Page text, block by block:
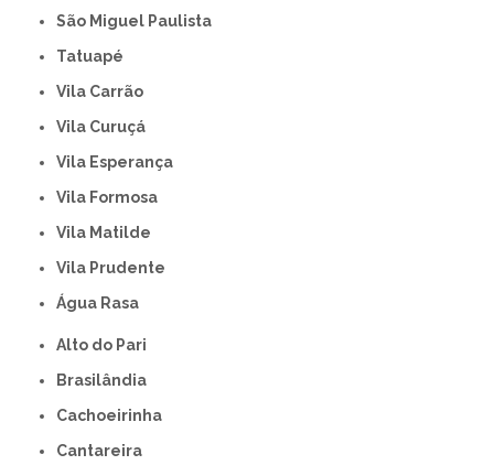
São Miguel Paulista
Tatuapé
Vila Carrão
Vila Curuçá
Vila Esperança
Vila Formosa
Vila Matilde
Vila Prudente
Água Rasa
Alto do Pari
Brasilândia
Cachoeirinha
Cantareira